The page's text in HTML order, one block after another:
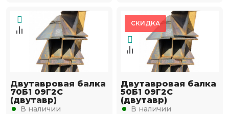
Двутавровая балка
70Б1 09Г2С
(двутавр)
В наличии
СКИДКА
Двутавровая балка
50Б1 09Г2С
(двутавр)
В наличии